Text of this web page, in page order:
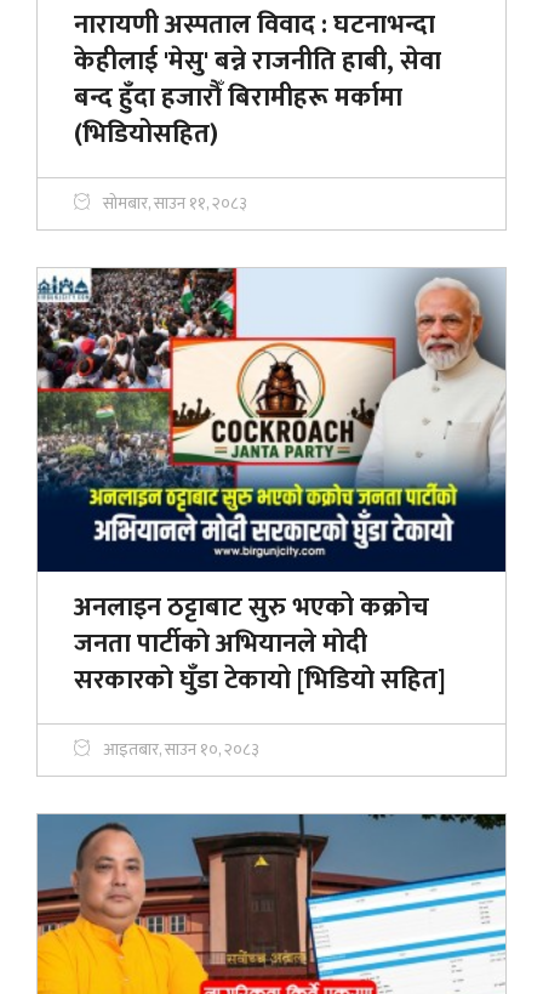
नारायणी अस्पताल विवाद : घटनाभन्दा
केहीलाई 'मेसु' बन्ने राजनीति हाबी, सेवा
बन्द हुँदा हजाराैँ बिरामीहरू मर्कामा
(भिडियोसहित)
सोमबार, साउन ११, २०८३
अनलाइन ठट्टाबाट सुरु भएको कक्रोच
जनता पार्टीकाे अभियानले माेदी
सरकारकाे घुँडा टेकायो [भिडियाे सहित]
आइतबार, साउन १०, २०८३